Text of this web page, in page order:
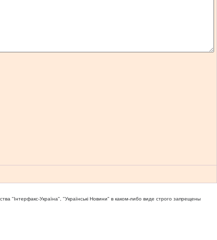
"Iнтерфакс-Україна", "Українськi Новини" в каком-либо виде строго запрещены